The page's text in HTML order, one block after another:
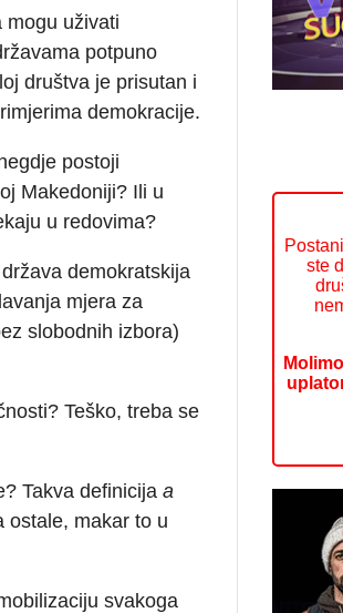
mogu uživati
potpuno
društva je prisutan i
demokracije.
postoji
Makedoniji? Ili u
u redovima?
demokratskija
mjera za
slobodnih izbora)
Teško, treba se
Takva definicija a
ostale, makar to u
svakoga
ste